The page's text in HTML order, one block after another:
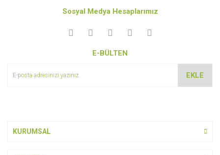
Sosyal Medya Hesaplarımız
E-BÜLTEN
EKLE
KURUMSAL